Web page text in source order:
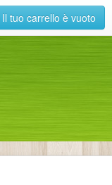
Il tuo carrello è vuoto